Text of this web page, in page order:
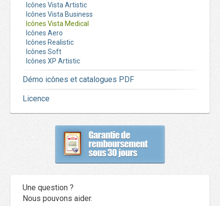
Icônes Vista Artistic
Icônes Vista Business
Icônes Vista Medical
Icônes Aero
Icônes Realistic
Icônes Soft
Icônes XP Artistic
Démo icônes et catalogues PDF
Licence
Une question ?
Nous pouvons aider.